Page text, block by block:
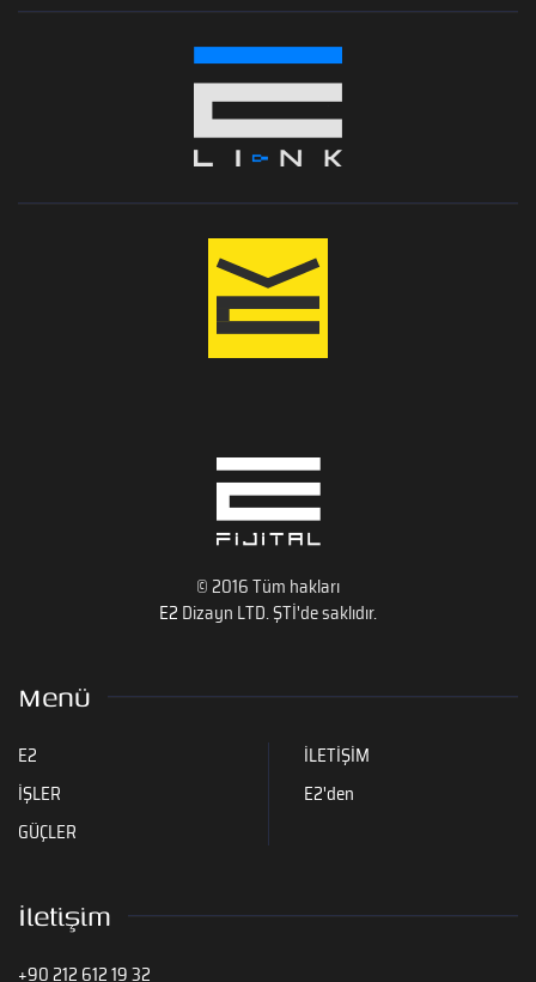
© 2016 Tüm hakları
E2 Dizayn LTD. ŞTİ'de saklıdır.
Menü
E2
İŞLER
GÜÇLER
İLETİŞİM
E2'den
İletişim
+90 212 612 19 32